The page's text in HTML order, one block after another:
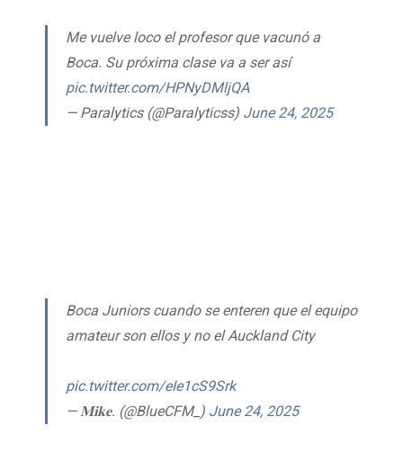
Me vuelve loco el profesor que vacunó a
Boca. Su próxima clase va a ser así
pic.twitter.com/HPNyDMljQA
— Paralytics (@Paralyticss) June 24, 2025
Boca Juniors cuando se enteren que el equipo
amateur son ellos y no el Auckland City
pic.twitter.com/eIe1cS9Srk
— 𝐌𝐢𝐤𝐞. (@BlueCFM_) June 24, 2025